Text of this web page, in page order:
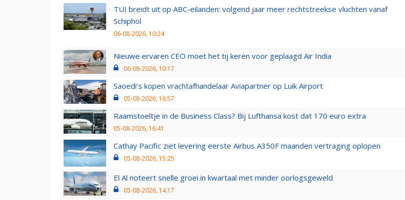
TUI breidt uit op ABC-eilanden: volgend jaar meer rechtstreekse vluchten vanaf
Schiphol
06-08-2026, 10:24
Nieuwe ervaren CEO moet het tij keren voor geplaagd Air India
06-08-2026, 10:17
Saoedi’s kopen vrachtafhandelaar Aviapartner op Luik Airport
05-08-2026, 16:57
Raamstoeltje in de Business Class? Bij Lufthansa kost dat 170 euro extra
05-08-2026, 16:41
Cathay Pacific ziet levering eerste Airbus A350F maanden vertraging oplopen
05-08-2026, 15:25
El Al noteert snelle groei in kwartaal met minder oorlogsgeweld
05-08-2026, 14:17